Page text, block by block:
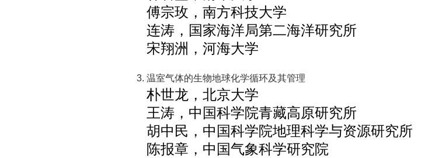
傅宗玫，南方科技大学
连涛，国家海洋局第二海洋研究所
宋翔洲，河海大学
温室气体的生物地球化学循环及其管理
朴世龙，北京大学
王涛，中国科学院青藏高原研究所
胡中民，中国科学院地理科学与资源研究所
陈报章，中国气象科学研究院